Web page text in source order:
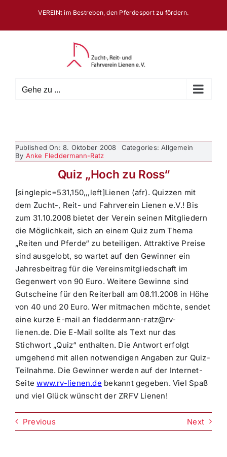
springen
VEREINt im Bestreben, den Pferdesport zu fördern.
Gehe zu ...
Published On: 8. Oktober 2008
Categories: Allgemein
By Anke Fleddermann-Ratz
Quiz „Hoch zu Ross“
[singlepic=531,150,,,left]Lienen (afr). Quizzen mit
dem Zucht-, Reit- und Fahrverein Lienen e.V.! Bis
zum 31.10.2008 bietet der Verein seinen Mitgliedern
die Möglichkeit, sich an einem Quiz zum Thema
„Reiten und Pferde“ zu beteiligen. Attraktive Preise
sind ausgelobt, so wartet auf den Gewinner ein
Jahresbeitrag für die Vereinsmitgliedschaft im
Gegenwert von 90 Euro. Weitere Gewinne sind
Gutscheine für den Reiterball am 08.11.2008 in Höhe
von 40 und 20 Euro. Wer mitmachen möchte, sendet
eine kurze E-mail an fleddermann-ratz@rv-
lienen.de. Die E-Mail sollte als Text nur das
Stichwort „Quiz“ enthalten. Die Antwort erfolgt
umgehend mit allen notwendigen Angaben zur Quiz-
Teilnahme. Die Gewinner werden auf der Internet-
Seitewww.rv-lienen.de bekannt gegeben. Viel Spaß
und viel Glück wünscht der ZRFV Lienen!
Previous Next